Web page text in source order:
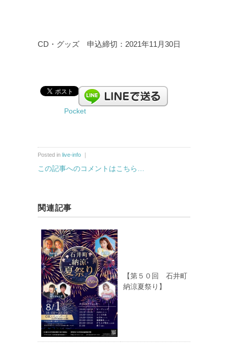
CD・グッズ 申込締切：2021年11月30日
Pocket
Posted in live-info ｜
この記事へのコメントはこちら…
関連記事
【第５０回 石井町
納涼夏祭り】